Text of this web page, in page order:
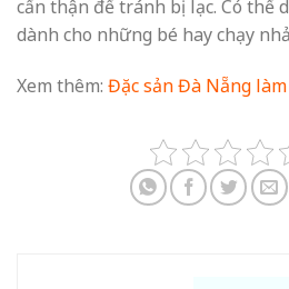
cẩn thận để tránh bị lạc. Có thể
dành cho những bé hay chạy
Xem thêm: Đặc sản Đà Nẵng